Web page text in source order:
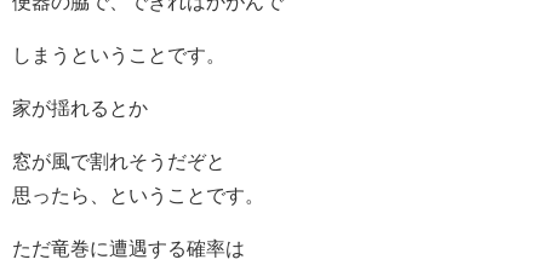
しまうということです。
家が揺れるとか
窓が風で割れそうだぞと
思ったら、ということです。
ただ竜巻に遭遇する確率は